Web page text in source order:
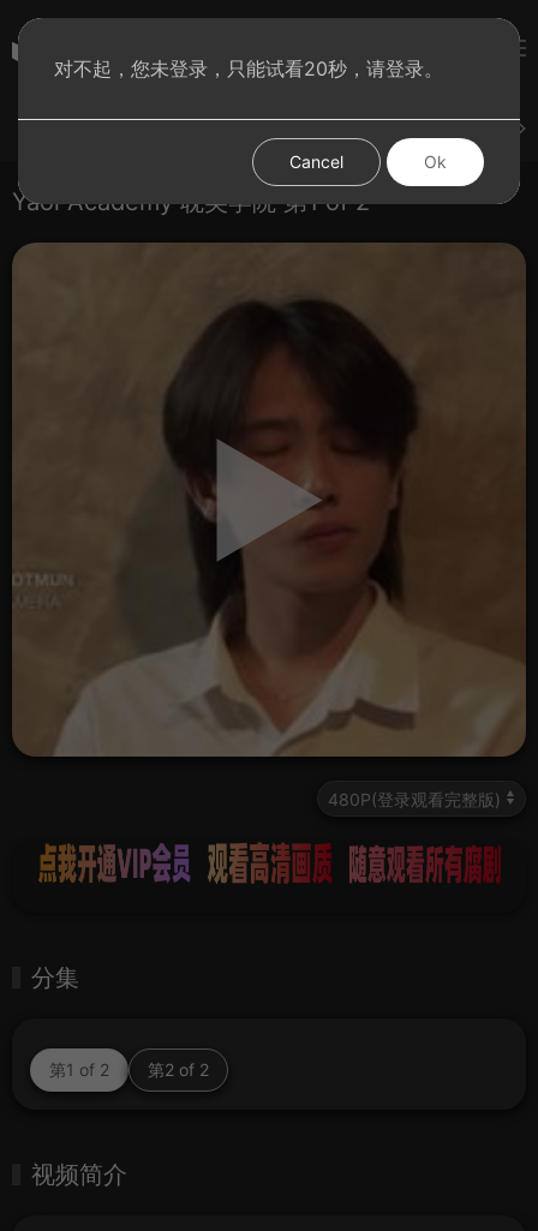
Yaoi Academy 耽美学院 第1 of 2
分集
第1 of 2 第2 of 2
视频简介
对不起，您未登录，只能试看20秒，请登录。
Cancel Ok